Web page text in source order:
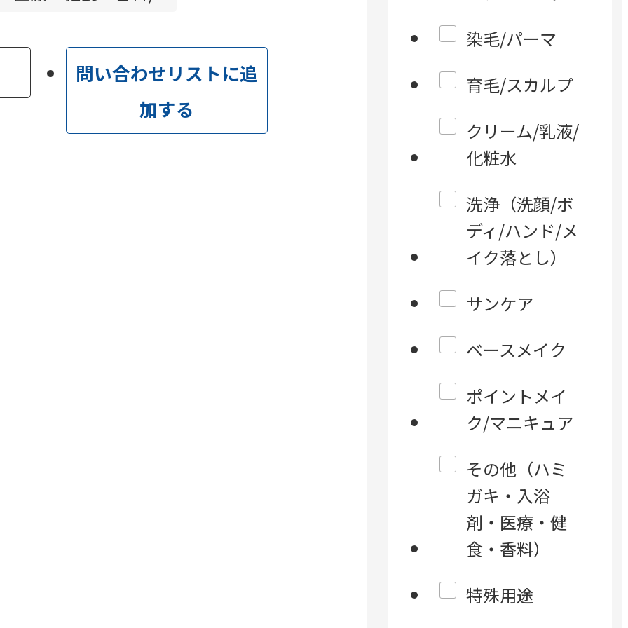
問い合わせリストに追
加する
染毛/パーマ
育毛/スカルプ
クリーム/乳液/
化粧水
洗浄（洗顔/ボ
ディ/ハンド/メ
イク落とし）
サンケア
ベースメイク
ポイントメイ
ク/マニキュア
その他（ハミ
ガキ・入浴
剤・医療・健
食・香料）
特殊用途